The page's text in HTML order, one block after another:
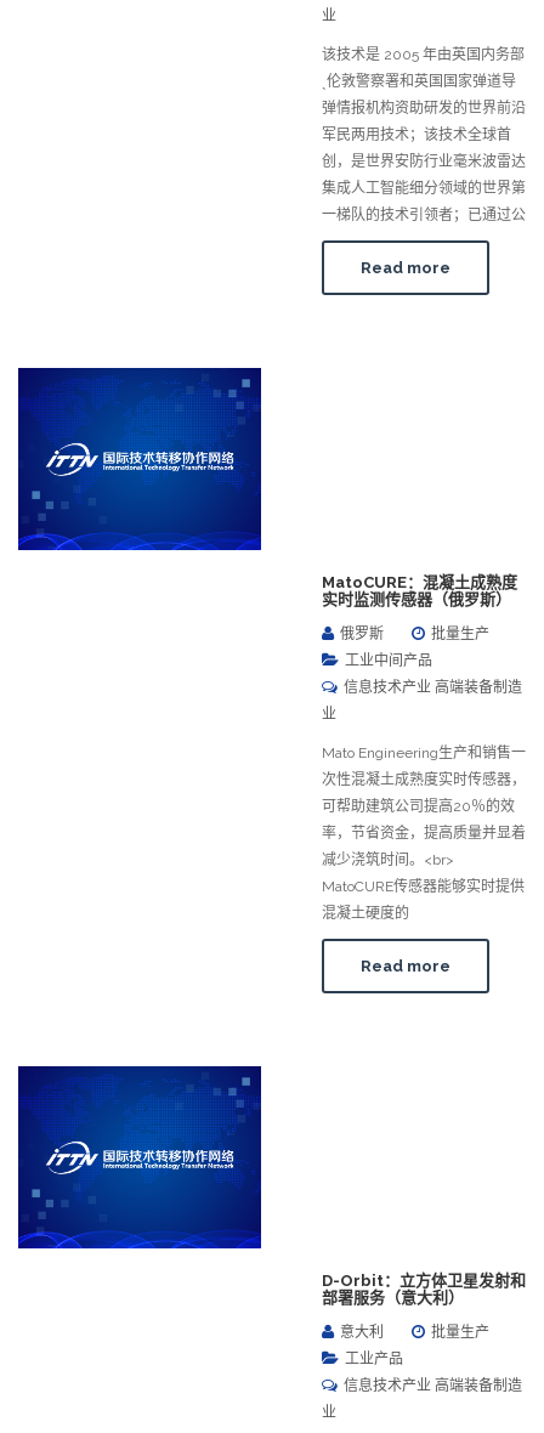
业
该技术是 2005 年由英国内务部
ˎ伦敦警察署和英国国家弹道导
弹情报机构资助研发的世界前沿
军民两用技术；该技术全球首
创，是世界安防行业毫米波雷达
集成人工智能细分领域的世界第
一梯队的技术引领者；已通过公
Read more
MatoCURE：混凝土成熟度
实时监测传感器（俄罗斯）
俄罗斯
批量生产
工业中间产品
信息技术产业 高端装备制造
业
Mato Engineering生产和销售一
次性混凝土成熟度实时传感器，
可帮助建筑公司提高20％的效
率，节省资金，提高质量并显着
减少浇筑时间。<br>
MatoCURE传感器能够实时提供
混凝土硬度的
Read more
D-Orbit：立方体卫星发射和
部署服务（意大利）
意大利
批量生产
工业产品
信息技术产业 高端装备制造
业